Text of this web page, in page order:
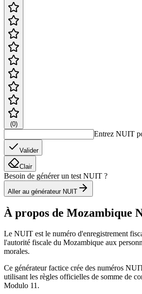
(0)
Entrez NUIT
Valider
Clair
Besoin de générer un test NUIT ?
Aller au générateur NUIT
À propos de Mozambique
Le NUIT est le numéro d'enregistrement
l'autorité fiscale du Mozambique aux
morales.
Ce générateur factice crée des numéros
utilisant les règles officielles de somme de
Modulo 11.